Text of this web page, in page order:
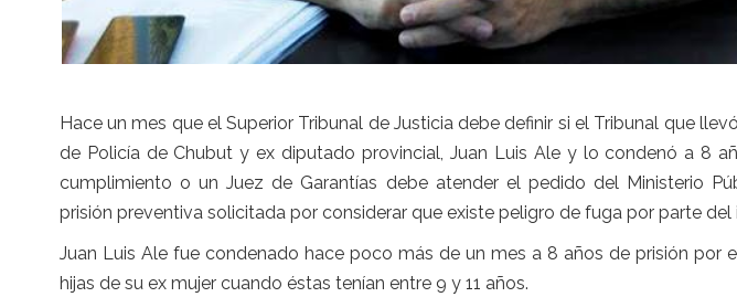
Hace un mes que el Superior Tribunal de Justicia debe definir si el Tribunal que
de Policía de Chubut y ex diputado provincial, Juan Luis Ale y lo condenó a 8
cumplimiento o un Juez de Garantías debe atender el pedido del Ministerio
prisión preventiva solicitada por considerar que existe peligro de fuga por parte del
Juan Luis Ale fue condenado hace poco más de un mes a 8 años de prisión por
hijas de su ex mujer cuando éstas tenían entre 9 y 11 años.